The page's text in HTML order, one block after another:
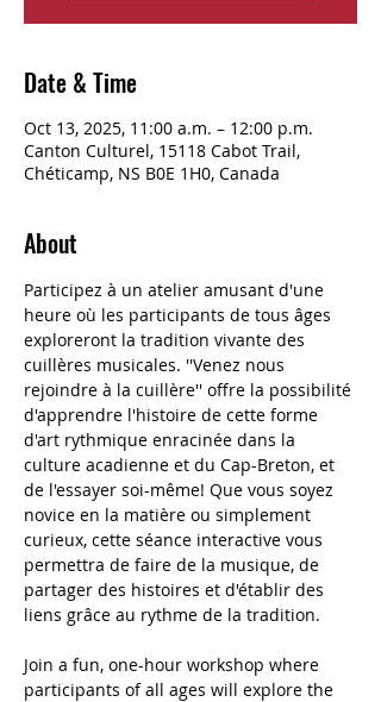
Date & Time
Oct 13, 2025, 11:00 a.m. – 12:00 p.m.
Canton Culturel, 15118 Cabot Trail,
Chéticamp, NS B0E 1H0, Canada
About
Participez à un atelier amusant d'une
heure où les participants de tous âges
exploreront la tradition vivante des
cuillères musicales. ''Venez nous
rejoindre à la cuillère'' offre la possibilité
d'apprendre l'histoire de cette forme
d'art rythmique enracinée dans la
culture acadienne et du Cap-Breton, et
de l'essayer soi-même! Que vous soyez
novice en la matière ou simplement
curieux, cette séance interactive vous
permettra de faire de la musique, de
partager des histoires et d'établir des
liens grâce au rythme de la tradition.
Join a fun, one-hour workshop where
participants of all ages will explore the